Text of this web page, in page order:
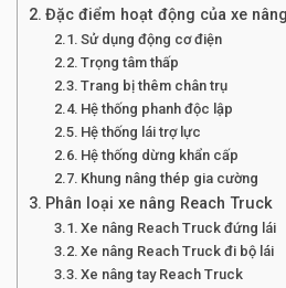
Đặc điểm hoạt động của xe
Sử dụng động cơ điện
Trọng tâm thấp
Trang bị thêm chân trụ
Hệ thống phanh độc lập
Hệ thống lái trợ lực
Hệ thống dừng khẩn cấp
Khung nâng thép gia cường
Phân loại xe nâng Reach Truck
Xe nâng Reach Truck đứng lái
Xe nâng Reach Truck đi bộ lái
Xe nâng tay Reach Truck